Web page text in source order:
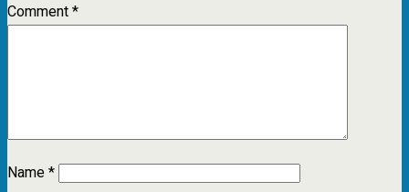
Comment*
Name*